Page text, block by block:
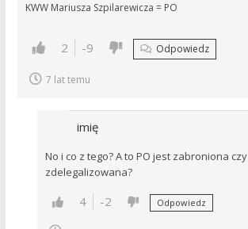
KWW Mariusza Szpilarewicza = PO
2 -9 Odpowiedz
7 lat temu
imię
No i co z tego? A to PO jest zabroniona czy
zdelegalizowana?
4 -2 Odpowiedz